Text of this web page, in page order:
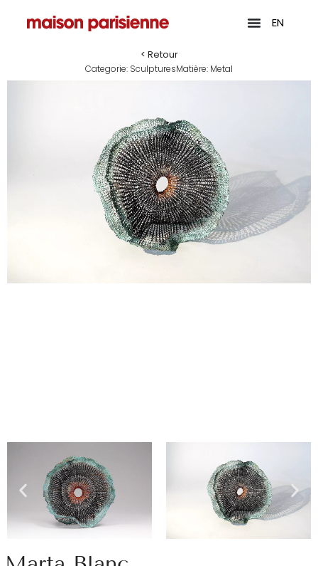
EN
< Retour
Categorie: SculpturesMatière: Metal